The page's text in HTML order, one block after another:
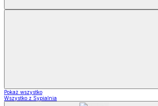
Pokaż wszystko
Wszystko z Sypialnia